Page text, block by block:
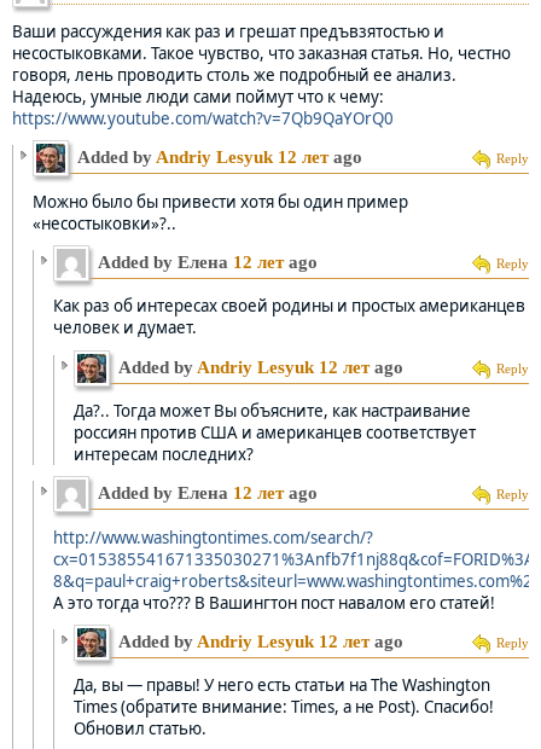
Ваши рассуждения как раз и грешат предъвзятостью и
несостыковками. Такое чувство, что заказная статья. Но, честно
говоря, лень проводить столь же подробный ее анализ.
Надеюсь, умные люди сами поймут что к чему:
https://www.youtube.com/watch?v=7Qb9QaYOrQ0
Reply
Added byAndriy Lesyuk 12 летago
Можно было бы привести хотя бы один пример
«несостыковки»?..
Reply
Added by Елена 12 летago
Как раз об интересах своей родины и простых американцев
человек и думает.
Reply
Added by Andriy Lesyuk 12 летago
Да?.. Тогда может Вы объясните, как настраивание
россиян против США и американцев соответствует
интересам последних?
Reply
Added by Елена 12 летago
http://www.washingtontimes.com/search/?
А это тогда что??? В Вашингтон пост навалом его статей!
Reply
Added byAndriy Lesyuk 12 летago
Да, вы — правы! У него есть статьи на The Washington
Times (обратите внимание: Times, а не Post). Спасибо!
Обновил статью.